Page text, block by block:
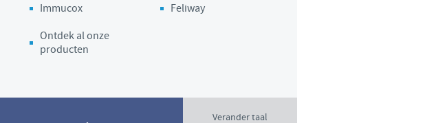
Immucox
Feliway
Ontdek al onze
producten
Verander taal